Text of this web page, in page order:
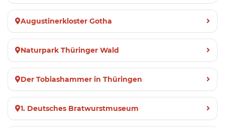
Augustinerkloster Gotha
Naturpark Thüringer Wald
Der Tobiashammer in Thüringen
1. Deutsches Bratwurstmuseum